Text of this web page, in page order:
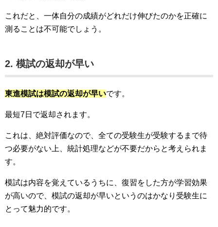
これだと、一体自分の成績がどれだけ伸びたのかを正確に
測ることは不可能でしょう。
2. 模試の返却が早い
東進模試は模試の返却が早いです。
最短7日で返却されます。
これは、絶対評価なので、全ての受験生が受験するまで待
つ必要がない上、統計処理などが不要だからと考えられま
す。
模試は内容を覚えているうちに、復習をした方が学習効果
が高いので、模試の返却が早いというのはかなり受験生に
とって魅力的です。